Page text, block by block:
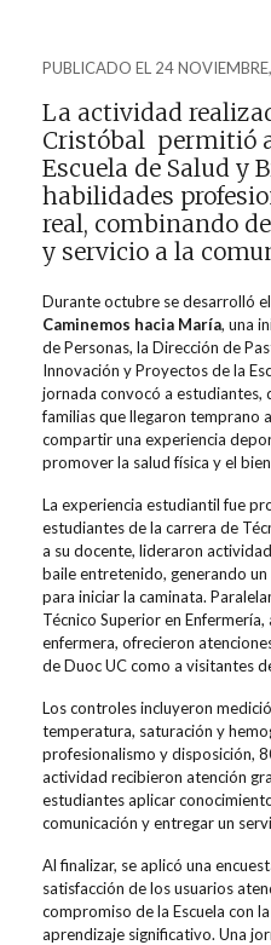
PUBLICADO EL 24
La actividad
Cristóbal permitió
Escuela de Salud y
habilidades
real, combinando
y servicio a la
Durante octubre sedesarrolló el
Caminemos hacia María, una
de Personas, la Dirección de
Innovación y Proyectos de la
jornada convocó a estudiantes,
familias que llegaron temprano
compartir una experiencia
promover la salud física y el
La experiencia estudiantil fue
estudiantes de la carrera de
a su docente, lideraron
baile entretenido, generando
para iniciar la caminata.
Técnico Superior en Enfermería,
enfermera, ofrecieron
de Duoc UC como a visitantes
Los controles incluyeron
temperatura, saturación y
profesionalismo y disposición,
actividad recibieron atención
estudiantes aplicar
comunicación y entregar un
Al finalizar, se aplicó una
satisfacción de los usuarios
compromiso de la Escuela con
aprendizaje significativo. Una